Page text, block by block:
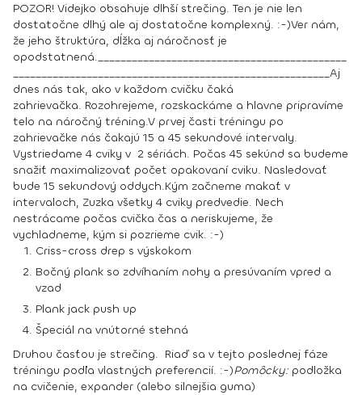
POZOR! Videjko obsahuje dlhší strečing. Ten je nie len
dostatočne dlhý ale aj dostatočne komplexný. :-)Ver nám,
že jeho štruktúra, dĺžka aj náročnosť je
opodstatnená.____________________________________________
________________________________________________________Aj
dnes nás tak, ako v každom cvičku čaká
zahrievačka. Rozohrejeme, rozskackáme a hlavne pripravíme
telo na náročný tréning.V prvej časti tréningu po
zahrievačke nás čakajú 15 a 45 sekundové intervaly.
Vystriedame 4 cviky v 2 sériách. Počas 45 sekúnd sa budeme
snažiť maximalizovať počet opakovaní cviku. Nasledovať
bude 15 sekundový oddych.Kým začneme makať v
intervaloch, Zuzka všetky 4 cviky predvedie. Nech
nestrácame počas cvička čas a neriskujeme, že
vychladneme, kým si pozrieme cvik. :-)
Criss-cross drep s výskokom
Bočný plank so zdvíhaním nohy a presúvaním vpred a
vzad
Plank jack push up
Špeciál na vnútorné stehná
Druhou časťou je strečing. Riaď sa v tejto poslednej fáze
tréningu podľa vlastných preferencií. :-)Pomôcky: podložka
na cvičenie, expander (alebo silnejšia guma)